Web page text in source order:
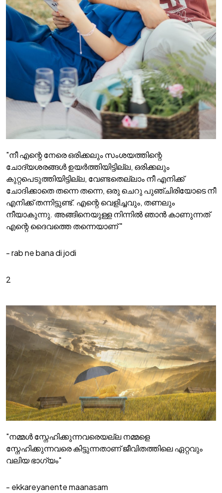
"നീ എന്റെ നേരെ ഒരിക്കലും സംശയത്തിന്റെ
ചോദ്യശരങ്ങൾ ഉയർത്തിയിട്ടില്ല, ഒരിക്കലും
കുറ്റപെടുത്തിയിട്ടില്ല, വേണ്ടതെല്ലാം നീ എനിക്ക്
ചോദിക്കാതെ തന്നെ തന്നെ, ഒരു ചെറു പുഞ്ചിരിയോടെ നീ
എനിക്ക് തന്നിട്ടുണ്ട്. എന്റെ വെളിച്ചവും, തണലും
നീയാകുന്നു. അങ്ങിനെയുള്ള നിന്നിൽ ഞാൻ കാണുന്നത്
എന്റെ ദൈവത്തെ തന്നെയാണ് "
- rab ne bana di jodi
2
"നമ്മൾ സ്നേഹിക്കുന്നവരെയല്ല നമ്മളെ
സ്നേഹിക്കുന്നവരെ കിട്ടുന്നതാണ് ജീവിതത്തിലെ ഏറ്റവും
വലിയ ഭാഗ്യം"
- ekkareyanente maanasam